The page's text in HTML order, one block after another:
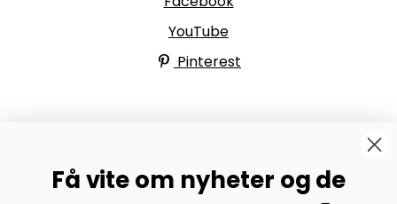
YouTube
Pinterest
Bli medlem av Bystrikk-forumet vårt på Facebook og
Få vite om nyheter og de